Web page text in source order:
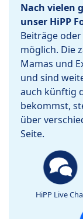
Nach vielen
unser HiPP
Beiträge
möglich. Die
Mamas und
und sind
auch künftig
bekommst,
über
Seite.
HiPP Live